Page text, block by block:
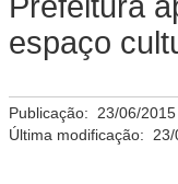
espaço
Publicação: 23/06/
Última modificação: